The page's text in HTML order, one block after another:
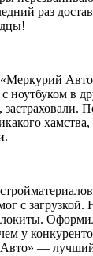
раз
ноутбуком в
хамства,
с загрузкой.
у
—